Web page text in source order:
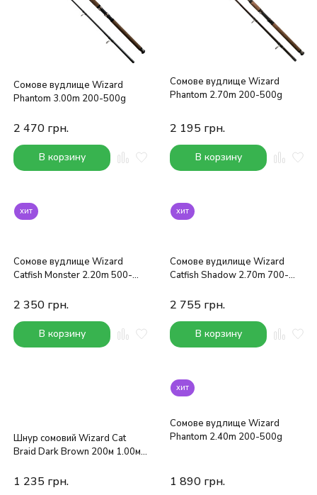
Сомове вудлище Wizard
Phantom 3.00m 200-500g
2 470 грн.
В корзину
Сомове вудлище Wizard
Phantom 2.70m 200-500g
2 195 грн.
В корзину
хит
Сомове вудлище Wizard
Catfish Monster 2.20m 500-
2 350 грн.
В корзину
хит
Сомове вудилище Wizard
Catfish Shadow 2.70m 700-
2 755 грн.
В корзину
Шнур сомовий Wizard Cat
Braid Dark Brown 200м 1.00мм
1 235 грн.
хит
Сомове вудлище Wizard
Phantom 2.40m 200-500g
1 890 грн.